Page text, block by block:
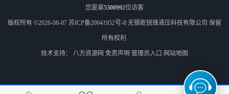
您是第5300992位访客
版权所有 ©2026-08-07 苏ICP备20041952号-8 无锡乾锐锋液压科技有限公司 保留
所有权利.
技术支持： 八方资源网 免责声明 管理员入口 网站地图